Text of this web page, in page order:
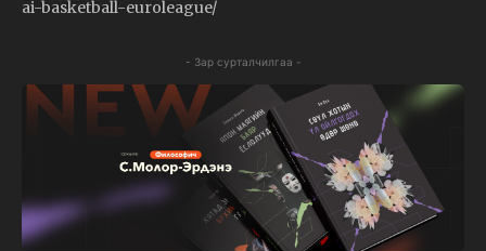
ai-basketball-euroleague/
- Зар сурталчилгаа -